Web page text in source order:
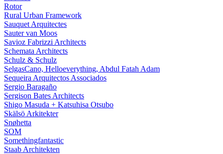
Rotor
Rural Urban Framework
Sauquet Arquitectes
Sauter van Moos
Savioz Fabrizzi Architects
Schemata Architects
Schulz & Schulz
SelgasCano, Helloeverything, Abdul Fatah Adam
Sequeira Arquitectos Associados
Sergio Baragaño
Sergison Bates Architects
Shigo Masuda + Katsuhisa Otsubo
Skälsö Arkitekter
Snøhetta
SOM
Somethingfantastic
Staab Architekten